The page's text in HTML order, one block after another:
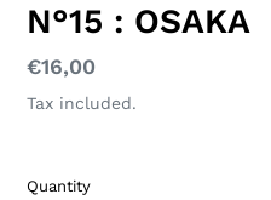
N°15 : OSAKA
Regular
price
€16,00
Tax included.
Quantity